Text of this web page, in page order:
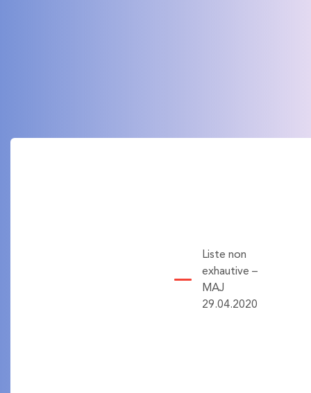
Liste non
exhautive –
MAJ
29.04.2020